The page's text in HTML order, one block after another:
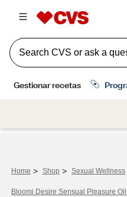
Home > Shop > Sexual Wellness
Bloomi Desire Sensual Pleasure